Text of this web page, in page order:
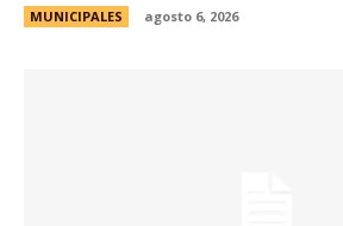
MUNICIPALES agosto 6, 2026